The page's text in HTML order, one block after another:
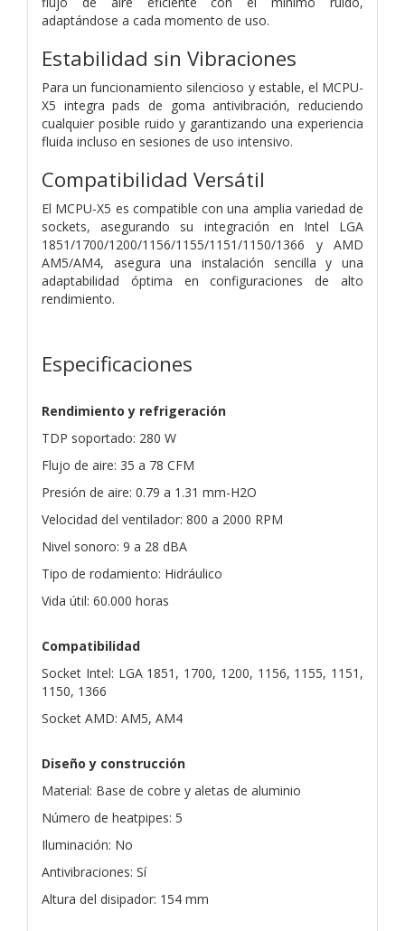
adaptándose a cada momento de uso.
Estabilidad sin Vibraciones
Para un funcionamiento silencioso y estable, el MCPU-
X5 integra pads de goma antivibración, reduciendo
cualquier posible ruido y garantizando una experiencia
fluida incluso en sesiones de uso intensivo.
Compatibilidad Versátil
El MCPU-X5 es compatible con una amplia variedad de
sockets, asegurando su integración en Intel LGA
1851/1700/1200/1156/1155/1151/1150/1366 y AMD
AM5/AM4, asegura una instalación sencilla y una
adaptabilidad óptima en configuraciones de alto
rendimiento.
Especificaciones
Rendimiento y refrigeración
TDP soportado: 280 W
Flujo de aire: 35 a 78 CFM
Presión de aire: 0.79 a 1.31 mm-H2O
Velocidad del ventilador: 800 a 2000 RPM
Nivel sonoro: 9 a 28 dBA
Tipo de rodamiento: Hidráulico
Vida útil: 60.000 horas
Compatibilidad
Socket Intel: LGA 1851, 1700, 1200, 1156, 1155, 1151,
1150, 1366
Socket AMD: AM5, AM4
Diseño y construcción
Material: Base de cobre y aletas de aluminio
Número de heatpipes: 5
Iluminación: No
Antivibraciones: Sí
Altura del disipador: 154 mm